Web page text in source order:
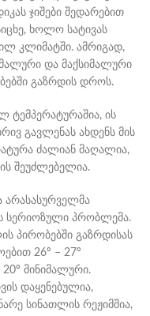
ჯიშები შედარებით
ხოლო სატივას
კლიმატში. ამრიგად,
და მაქსიმალური
გაზრდის დროს.
ტემპერატურაშია, ის
გავლენას ახდენს მის
ძალიან მაღალია,
შეუძლებელია.
არასასურველმა
სერიოზული პრობლემა.
პირობებში გაზრდისას
26º – 27º
მინიმალური.
დაყენებულია,
სინათლის რეჟიმშია,